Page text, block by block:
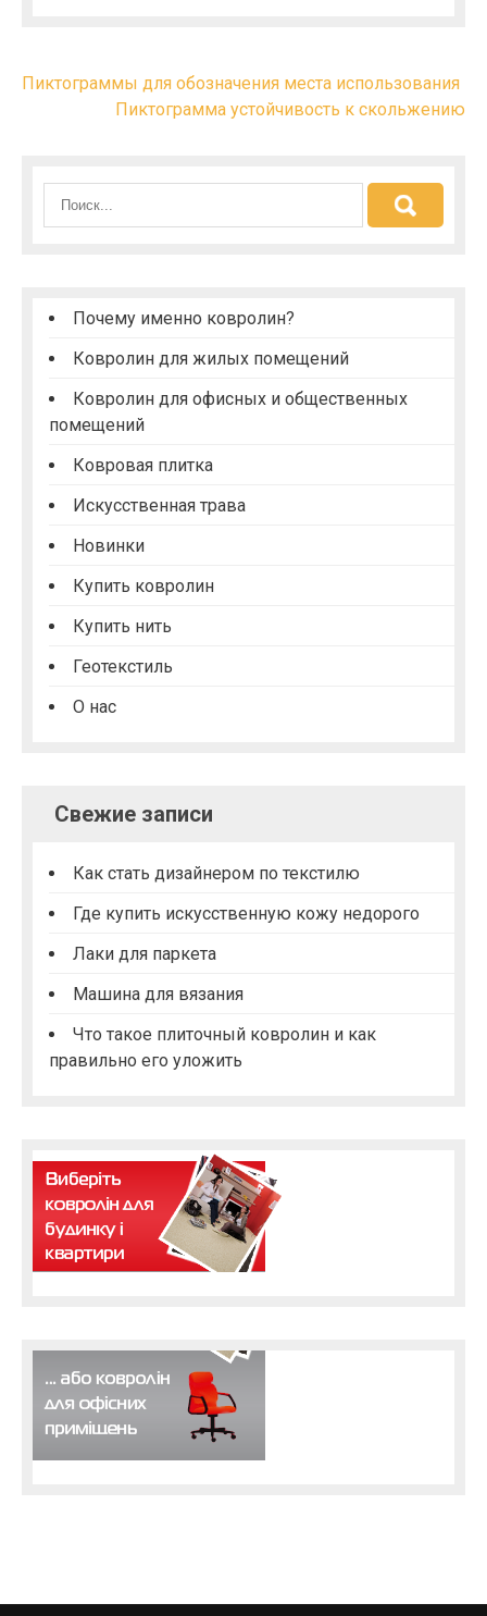
Н
Пиктограммы для обозначения места использования
Пиктограмма устойчивость к скольжению
Почему именно ковролин?
Ковролин для жилых помещений
Ковролин для офисных и общественных
помещений
Ковровая плитка
Искусственная трава
Новинки
Купить ковролин
Купить нить
Геотекстиль
О нас
Свежие записи
Как стать дизайнером по текстилю
Где купить искусственную кожу недорого
Лаки для паркета
Машина для вязания
Что такое плиточный ковролин и как
правильно его уложить